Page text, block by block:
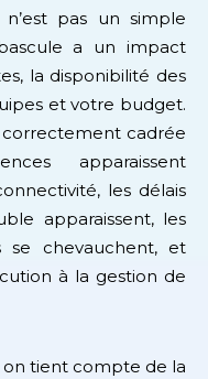
pas un simple
a un impact
la disponibilité des
et votre budget.
correctement cadrée
apparaissent
les délais
apparaissent, les
se chevauchent, et
à la gestion de
on tient compte de la